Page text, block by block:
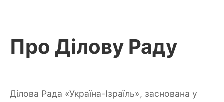
Про Ділову Раду
Ділова Рада «Україна-Ізраїль», заснована у